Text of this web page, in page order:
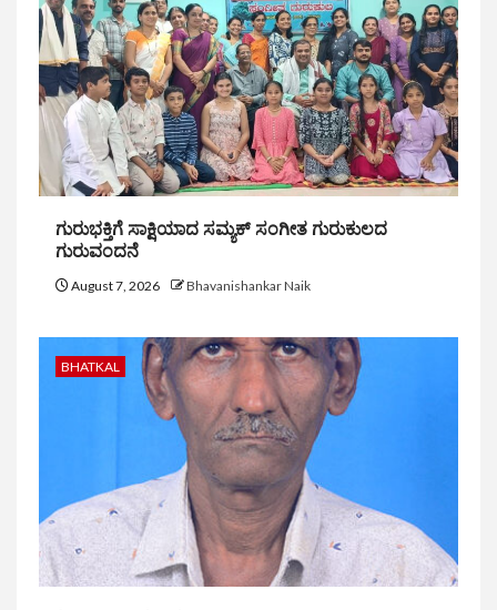
ಗುರುಭಕ್ತಿಗೆ ಸಾಕ್ಷಿಯಾದ ಸಮ್ಯಕ್ ಸಂಗೀತ ಗುರುಕುಲದ
ಗುರುವಂದನೆ
August 7, 2026 Bhavanishankar Naik
BHATKAL